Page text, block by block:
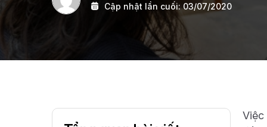
Cập nhật lần cuối:03/07/2020